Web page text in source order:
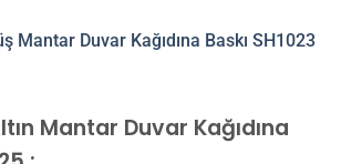
Mantar Duvar Kağıdına